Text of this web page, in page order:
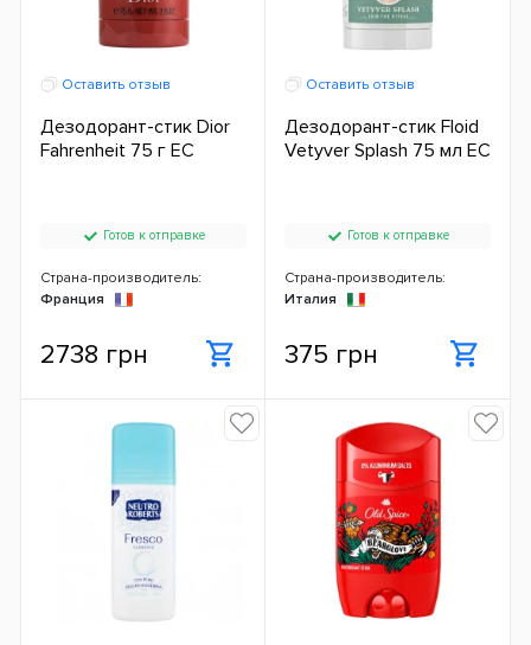
Оставить отзыв
Дезодорант-стик Dior
Fahrenheit 75 г ЕС
Готов к отправке
Страна-производитель:
Франция
2738 грн
Оставить отзыв
Дезодорант-стик Floid
Vetyver Splash 75 мл ЕС
Готов к отправке
Страна-производитель:
Италия
375 грн